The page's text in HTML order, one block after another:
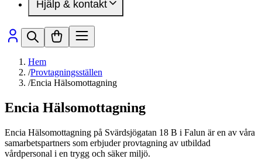
Mindre blodprov
Hälsomarkörer
Medlemskap
Presentkort
Artiklar
Hälsoområden
Sjukdomar & besvär
Hälsomarkörer
Hjälp & kontakt
Så fungerar det
Vanliga frågor
Hem
/Provtagningsställen
/Encia Hälsomottagning
Encia Hälsomottagning
Encia Hälsomottagning på Svärdsjögatan 18 B i Falun är en av våra
samarbetspartners som erbjuder provtagning av utbildad
vårdpersonal i en trygg och säker miljö.